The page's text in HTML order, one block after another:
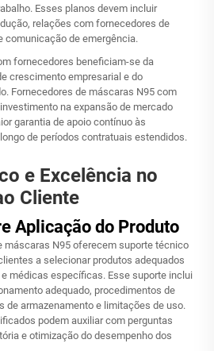
Esses planos devem incluir
relações com fornecedores de
comunicação de emergência.
fornecedores beneficiam-se da
crescimento empresarial e do
Fornecedores de máscaras N95 com
na expansão de mercado
garantia de apoio contínuo às
de períodos contratuais estendidos.
e Excelência no
Cliente
Aplicação do Produto
máscaras N95 oferecem suporte técnico
a selecionar produtos adequados
médicas específicas. Esse suporte inclui
adequado, procedimentos de
de armazenamento e limitações de uso.
podem auxiliar com perguntas
e otimização do desempenho dos